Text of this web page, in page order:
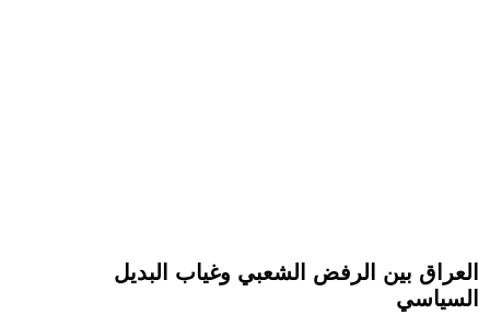
العراق بين الرفض الشعبي وغياب البديل
السياسي